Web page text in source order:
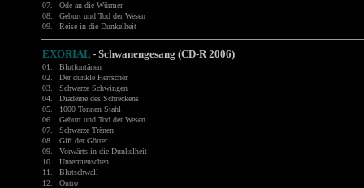
07.
Ode an die Würmer
08.
Geburt und Tod der Wesen
09.
Reise in die Dunkelheit
EXORIAL - Schwanengesang (CD-R 2006)
01.
Blutfontänen
02.
Der dunkle Herrscher
03.
Schwarze Schwingen
04.
Diademe des Schreckens
05.
1000 Tonnen Stahl
06.
Geburt und Tod der Wesen
07.
Schwarze Tränen
08.
Gift der Götter
09.
Vorwärts in die Dunkelheit
10.
Untermenschen
11.
Blutschwall
12.
Outro